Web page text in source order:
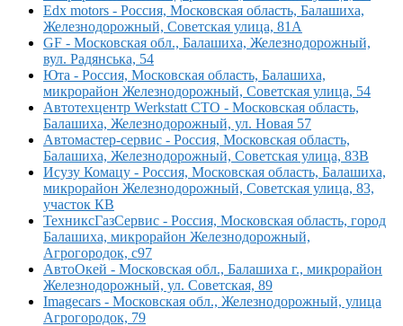
Edx motors - Россия, Московская область, Балашиха,
Железнодорожный, Советская улица, 81А
GF - Московская обл., Балашиха, Железнодорожный,
вул. Радянська, 54
Юта - Россия, Московская область, Балашиха,
микрорайон Железнодорожный, Советская улица, 54
Автотехцентр Werkstatt СТО - Московская область,
Балашиха, Железнодорожный, ул. Новая 57
Автомастер-сервис - Россия, Московская область,
Балашиха, Железнодорожный, Советская улица, 83В
Исузу Комацу - Россия, Московская область, Балашиха,
микрорайон Железнодорожный, Советская улица, 83,
участок КВ
ТехниксГазСервис - Россия, Московская область, город
Балашиха, микрорайон Железнодорожный,
Агрогородок, с97
АвтоОкей - Московская обл., Балашиха г., микрорайон
Железнодорожный, ул. Советская, 89
Imagecars - Московская обл., Железнодорожный, улица
Агрогородок, 79